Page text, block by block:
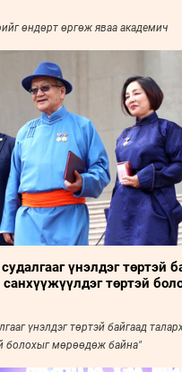
Монгол Улсынхаа нэрийг өндөрт өргөж яваа академич
үнэлдэг төртэй
төртэй
үнэлдэг төртэй байгаад
болохыг мөрөөдөж байна"